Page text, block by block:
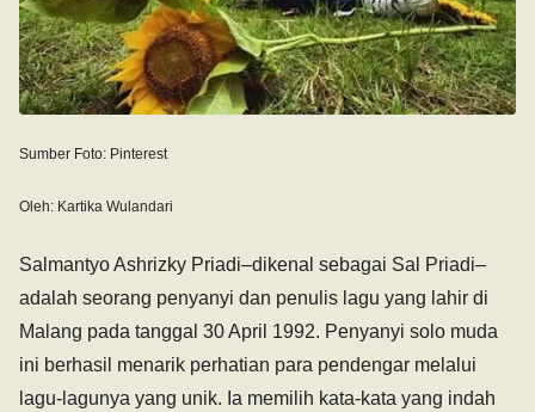
Sumber Foto: Pinterest
Oleh: Kartika Wulandari
Salmantyo Ashrizky Priadi–dikenal sebagai Sal Priadi–
adalah seorang penyanyi dan penulis lagu yang lahir di
Malang pada tanggal 30 April 1992. Penyanyi solo muda
ini berhasil menarik perhatian para pendengar melalui
lagu-lagunya yang unik. Ia memilih kata-kata yang indah